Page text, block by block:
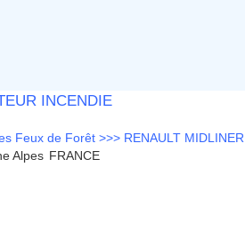
INCENDIE
Feux de Forêt >>> RENAULT MIDLINER
Alpes FRANCE